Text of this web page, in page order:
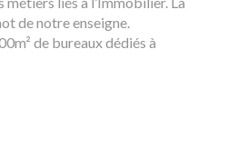
de notre enseigne.
de bureaux dédiés à